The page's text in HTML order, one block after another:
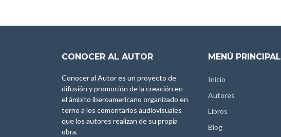
CONOCER AL AUTOR
Conocer al Autor es un proyecto de
difusión y promoción de la creación en
el ámbito iberoamericano organizado en
torno a los comentarios audiovisuales
que los autores realizan de su propia
obra.
MENÚ PRINCIPAL
Inicio
Autores
Libros
Blog